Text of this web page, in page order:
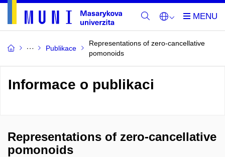
Publikace
Representations of zero-cancellative
pomonoids
Informace o publikaci
Representations of zero-cancellative
pomonoids